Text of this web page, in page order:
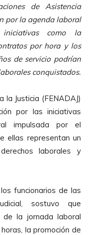
de Asistencia
por la agenda laboral
como la
por hora y los
de servicio podrían
conquistados.
la Justicia (FENADAJ)
por las iniciativas
impulsada por el
ellas representan un
laborales y
funcionarios de las
sostuvo que
de la jornada laboral
la promoción de